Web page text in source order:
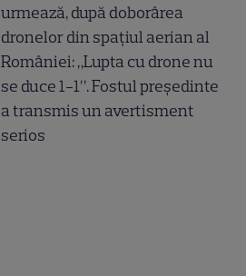
urmează, după doborârea
dronelor din spațiul aerian al
României: „Lupta cu drone nu
se duce 1-1”. Fostul președinte
a transmis un avertisment
serios